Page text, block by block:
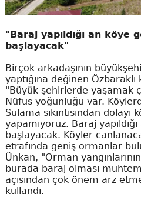
"Baraj yapıldığı an köye
başlayacak"
Birçok arkadaşının
yaptığına değinen
"Büyük şehirlerde yaşamak
Nüfus yoğunluğu var.
Sulama sıkıntısından
yapamıyoruz. Baraj
başlayacak. Köyler
etrafında geniş ormanlar
Ünkan, "Orman
burada baraj olması
açısından çok önem arz
kullandı.